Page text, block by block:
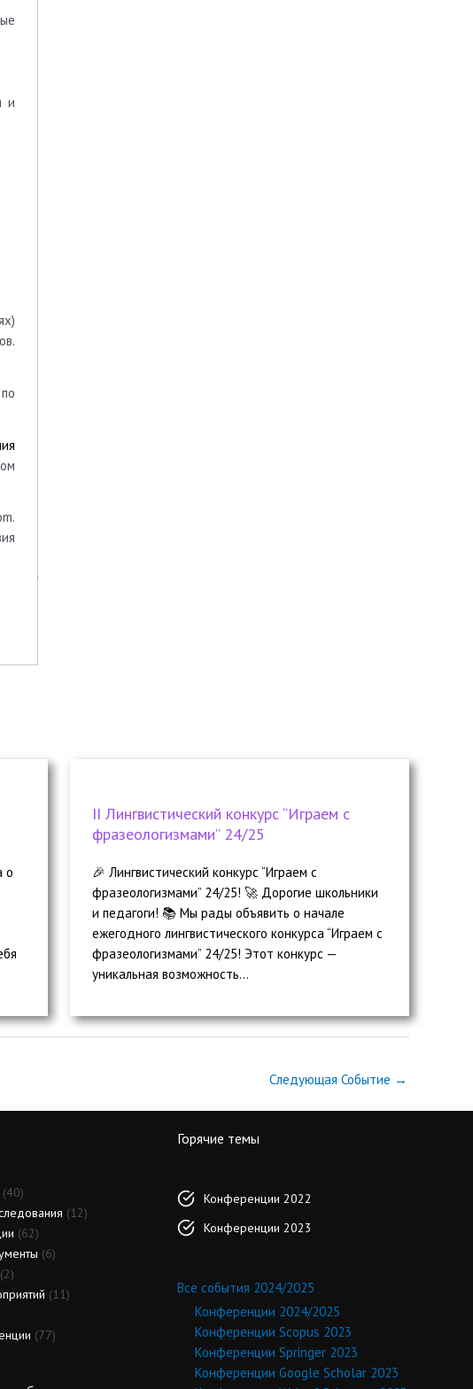
и
.
о
II Лингвистический конкурс “Играем с
фразеологизмами” 24/25
🎉 Лингвистический конкурс “Играем с
фразеологизмами” 24/25! 🚀 Дорогие школьники
и педагоги! 📚 Мы рады объявить о начале
ежегодного лингвистического конкурса “Играем с
фразеологизмами” 24/25! Этот конкурс —
уникальная возможность...
Следующая Событие →
(40)
(12)
(62)
(6)
(2)
(11)
(77)
Горячие темы
Конференции 2022
Конференции 2023
Все события 2024/2025
Конференции 2024/2025
Конференции Scopus 2023
Конференции Springer 2023
Конференции Google Scholar 2023